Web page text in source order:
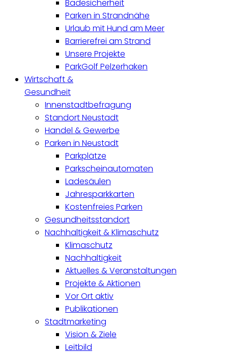
Badesicherheit
Parken in Strandnähe
Urlaub mit Hund am Meer
Barrierefrei am Strand
Unsere Projekte
ParkGolf Pelzerhaken
Wirtschaft &
Gesundheit
Innenstadtbefragung
Standort Neustadt
Handel & Gewerbe
Parken in Neustadt
Parkplätze
Parkscheinautomaten
Ladesäulen
Jahresparkkarten
Kostenfreies Parken
Gesundheitsstandort
Nachhaltigkeit & Klimaschutz
Klimaschutz
Nachhaltigkeit
Aktuelles & Veranstaltungen
Projekte & Aktionen
Vor Ort aktiv
Publikationen
Stadtmarketing
Vision & Ziele
Leitbild